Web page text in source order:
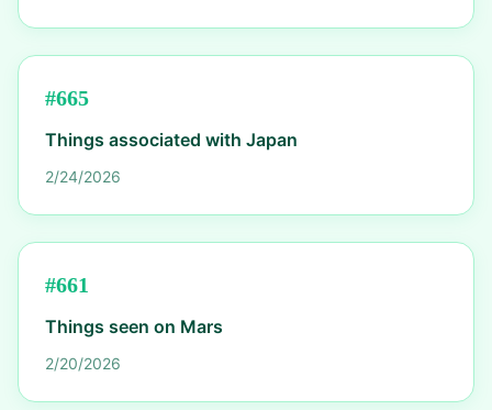
#665
Things associated with Japan
2/24/2026
#661
Things seen on Mars
2/20/2026